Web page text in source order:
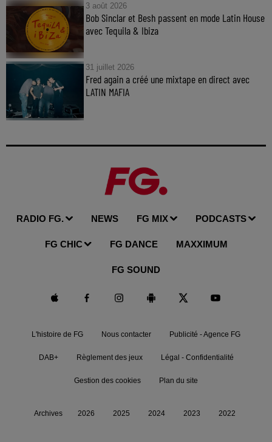
3 août 2026
Bob Sinclar et Besh passent en mode Latin House
avec Tequila & Ibiza
31 juillet 2026
Fred again a créé une mixtape en direct avec
LATIN MAFIA
RADIO FG. NEWS FG MIX PODCASTS
FG CHIC FG DANCE MAXXIMUM
FG SOUND
L'histoire de FG Nous contacter Publicité - Agence FG
DAB+ Règlement des jeux Légal - Confidentialité
Gestion des cookies Plan du site
Archives 2026 2025 2024 2023 2022